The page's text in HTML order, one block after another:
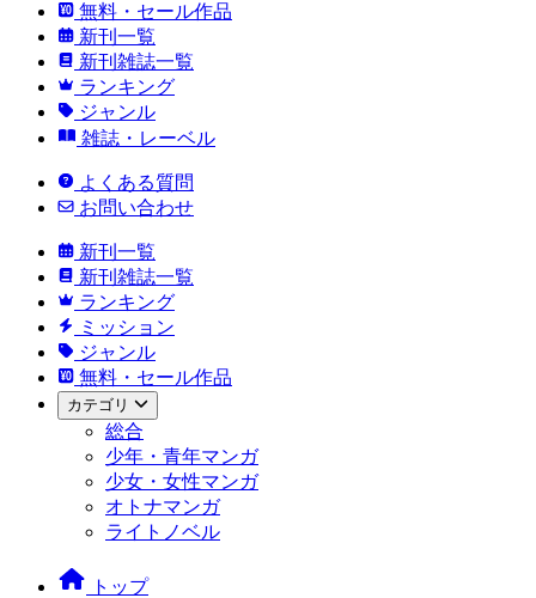
無料・セール作品
新刊一覧
新刊雑誌一覧
ランキング
ジャンル
雑誌・レーベル
よくある質問
お問い合わせ
新刊一覧
新刊雑誌一覧
ランキング
ミッション
ジャンル
無料・セール作品
カテゴリ
総合
少年・青年マンガ
少女・女性マンガ
オトナマンガ
ライトノベル
トップ